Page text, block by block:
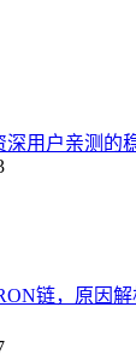
深用户亲测的
链，原因